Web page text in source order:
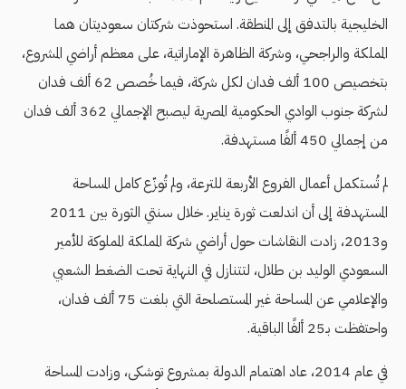
الخليجية بالتدفق إلى المنطقة. استحوذت شركتان سعوديتان هما
المملكة والراجحي، وشركة الظاهرة الإماراتية، على معظم أراضي المشروع،
بتخصيص 100 ألف فدان لكل شركة، فيما خُصص 62 ألف فدان
لشركة جنوب الوادي الحكومية المصرية ليصبح الإجمالي 362 ألف فدان
من إجمالي 450 ألفًا مستهدفة.
لم تُستكمل أعمال الفروع الأربعة للترعة، ولم تُوزّع كامل المساحة
المستهدفة إلى أن اندلعت ثورة يناير. خلال سنتي الثورة بين 2011
و2013، زادت النقاشات حول أراضي شركة المملكة المملوكة للأمير
السعودي الوليد بن طلال، لتتنازل في النهاية تحت الضغط الشعبي
والإعلامي عن المساحة غير المستصلحة التي بلغت 75 ألف فدان،
واحتفظت بـ25 ألفًا الباقية.
في عام 2014، عاد اهتمام الدولة بمشروع توشكى، وزادت المساحة